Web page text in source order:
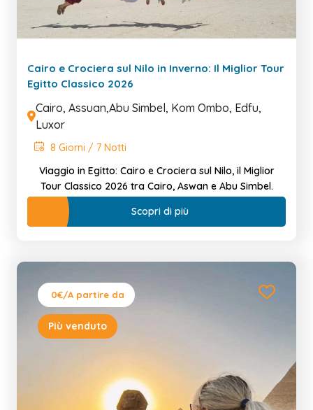
Cairo e Crociera sul Nilo in Inverno: Il Miglior Tour
Egitto Classico 2026
Cairo, Assuan,Abu Simbel, Kom Ombo, Edfu,
Luxor
8 Giorni / 7 Notti
Viaggio in Egitto: Cairo e Crociera sul Nilo, il Miglior
Tour Classico 2026 tra Cairo, Aswan e Abu Simbel.
Scopri di più
0€/A partire da
Più venduto